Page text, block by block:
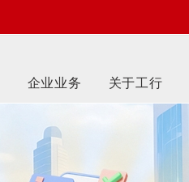
企业业务 关于工行